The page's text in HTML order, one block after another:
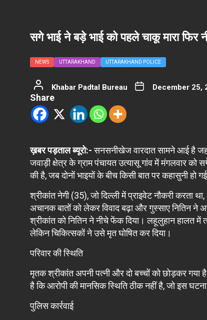
सगे भाई ने बड़े भाई को पहले चाकू मारा फिर
NEWS UTTARAKHAND UTTARAKHAND POLICE
Khabar Padtal Bureau December 25,
Share
ख़बर पड़ताल ब्यूरो:-सनसनीखेज वारदात सामने आई है
जवाड़ी क्षेत्र के ग्राम पंचायत उत्यासू गांव में मंगलवार को
की है, जब दोनों भाइयों के बीच किसी बात पर कहासुनी हो
श्रीकांत नेगी (35), जो दिल्ली में प्राइवेट नौकरी करता
अचानक बातों को लेकर विवाद बढ़ा और गुस्साए नितिन ने
श्रीकांत को नितिन ने नीचे फेंक दिया। लहूलुहान हालत में
लेकिन चिकित्सकों ने उसे मृत घोषित कर दिया।
परिवार की स्थिति
मृतक श्रीकांत अपनी पत्नी और दो बच्चों को छोड़कर गया
है कि आरोपी की मानसिक स्थिति ठीक नहीं है, जो इस
पुलिस कार्रवाई